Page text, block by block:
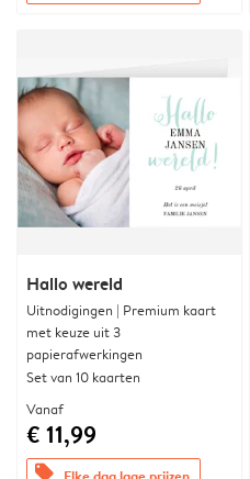
Hallo wereld
Uitnodigingen | Premium kaart
met keuze uit 3
papierafwerkingen
Set van 10 kaarten
Vanaf
€ 11,99
offers